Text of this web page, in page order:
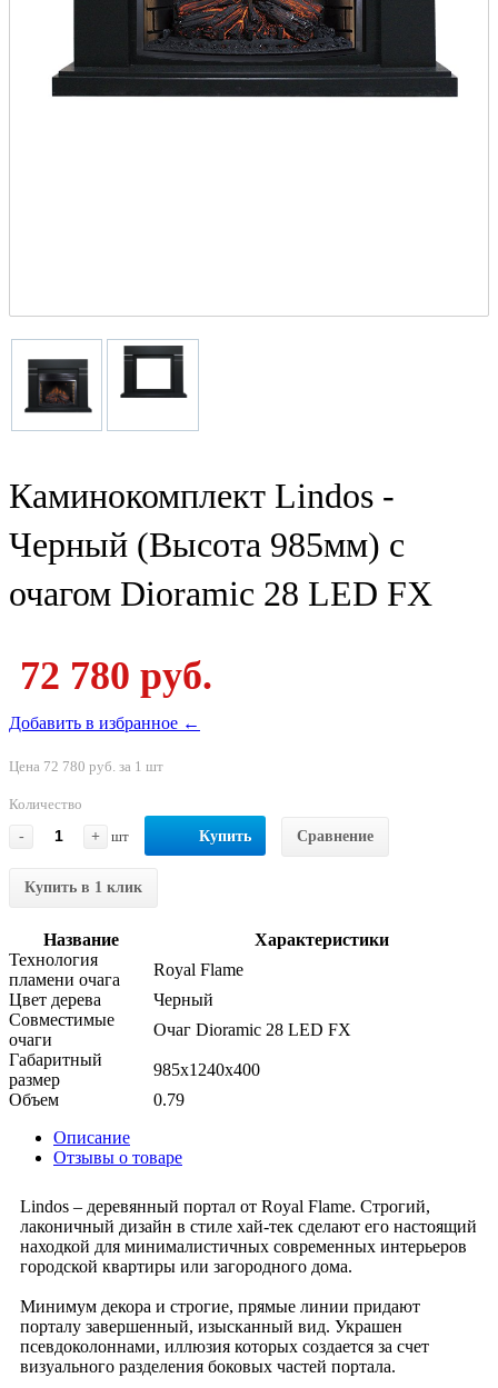
Каминокомплект Lindos -
Черный (Высота 985мм) с
очагом Dioramic 28 LED FX
72 780 руб.
Добавить в избранное ←
Цена 72 780 руб. за 1 шт
Количество
-
+ шт Купить Сравнение
Купить в 1 клик
Название
Характеристики
Технология
пламени очага
Royal Flame
Цвет дерева
Черный
Совместимые
очаги
Очаг Dioramic 28 LED FX
Габаритный
размер
985x1240x400
Объем
0.79
Описание
Отзывы о товаре
Lindos – деревянный портал от Royal Flame. Строгий,
лаконичный дизайн в стиле хай-тек сделают его настоящий
находкой для минималистичных современных интерьеров
городской квартиры или загородного дома.
Минимум декора и строгие, прямые линии придают
порталу завершенный, изысканный вид. Украшен
псевдоколоннами, иллюзия которых создается за счет
визуального разделения боковых частей портала.